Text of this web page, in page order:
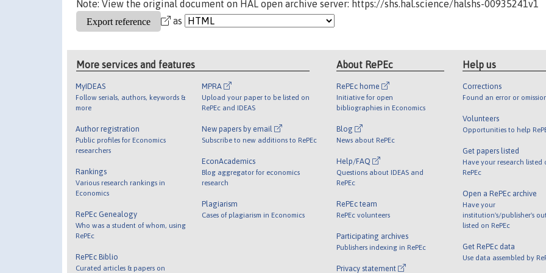
Note: View the original document on HAL open archive server: https://shs.hal.science/halshs-00935241v1
as
More services and features
MyIDEAS
Follow serials, authors, keywords &
more
Author registration
Public profiles for Economics
researchers
Rankings
Various research rankings in
Economics
RePEc Genealogy
Who was a student of whom, using
RePEc
RePEc Biblio
Curated articles & papers on
MPRA
Upload your paper to be listed on
RePEc and IDEAS
New papers by email
Subscribe to new additions to RePEc
EconAcademics
Blog aggregator for economics
research
Plagiarism
Cases of plagiarism in Economics
About RePEc
RePEc home
Initiative for open
bibliographies in Economics
Blog
News about RePEc
Help/FAQ
Questions about IDEAS and
RePEc
RePEc team
RePEc volunteers
Participating archives
Publishers indexing in RePEc
Privacy statement
Help us
Corrections
Found an error or
Volunteers
Opportunities to help
Get papers listed
Have your research listed
RePEc
Open a RePEc archive
Have your
institution's/publisher's
listed on RePEc
Get RePEc data
Use data assembled by